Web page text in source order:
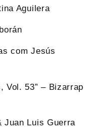
Aguilera
com Jesús
Vol. 53” – Bizarrap
Juan Luis Guerra